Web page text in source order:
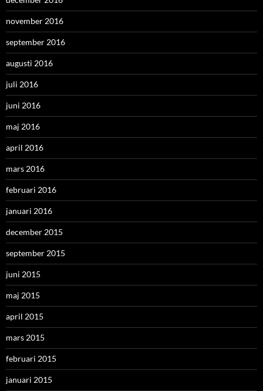
november 2016
september 2016
augusti 2016
juli 2016
juni 2016
maj 2016
april 2016
mars 2016
februari 2016
januari 2016
december 2015
september 2015
juni 2015
maj 2015
april 2015
mars 2015
februari 2015
januari 2015